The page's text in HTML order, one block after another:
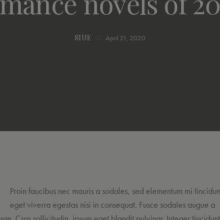
SIUE April 21, 2020
Proin faucibus nec mauris a sodales, sed elementum mi
eget viverra egestas nisi in consequat. Fusce sodales augue a